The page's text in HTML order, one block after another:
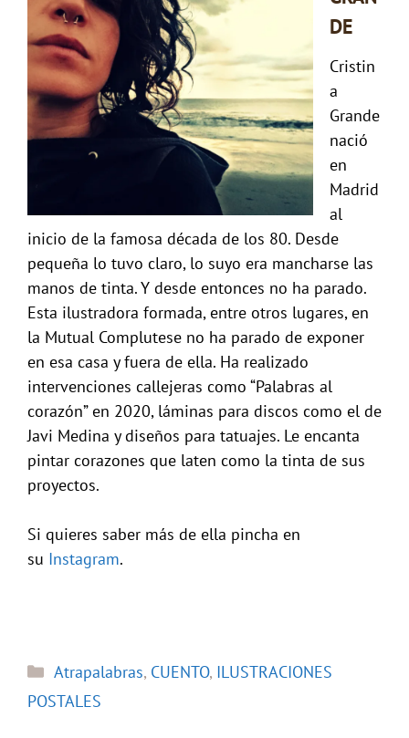
DE
Cristin
a
Grande
nació
en
Madrid
al
inicio de la famosa década de los 80. Desde
pequeña lo tuvo claro, lo suyo era mancharse las
manos de tinta. Y desde entonces no ha parado.
Esta ilustradora formada, entre otros lugares, en
la Mutual Complutese no ha parado de exponer
en esa casa y fuera de ella. Ha realizado
intervenciones callejeras como “Palabras al
corazón” en 2020, láminas para discos como el de
Javi Medina y diseños para tatuajes. Le encanta
pintar corazones que laten como la tinta de sus
proyectos.
Si quieres saber más de ella pincha en
su Instagram.
Categorías
Atrapalabras, CUENTO, ILUSTRACIONES
POSTALES